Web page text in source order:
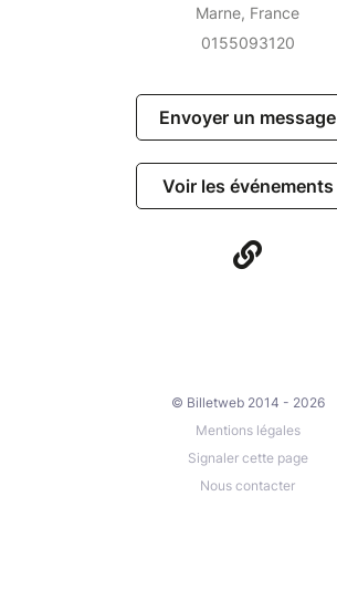
Marne, France
0155093120
Envoyer un message
Voir les événements
© Billetweb 2014 - 2026
Mentions légales
Signaler cette page
Nous contacter